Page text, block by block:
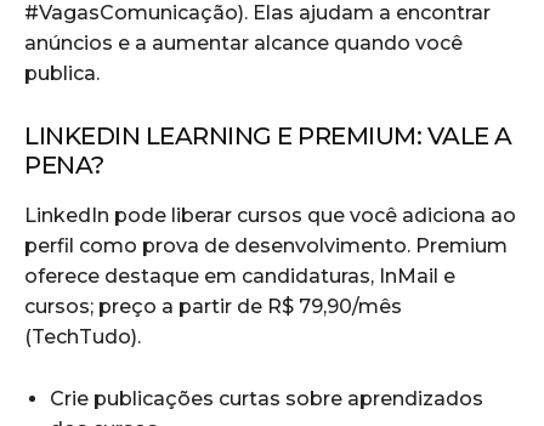
#VagasComunicação). Elas ajudam a encontrar
anúncios e a aumentar alcance quando você
publica.
LINKEDIN LEARNING E PREMIUM: VALE A
PENA?
LinkedIn pode liberar cursos que você adiciona ao
perfil como prova de desenvolvimento. Premium
oferece destaque em candidaturas, InMail e
cursos; preço a partir de R$ 79,90/mês
(TechTudo).
Crie publicações curtas sobre aprendizados